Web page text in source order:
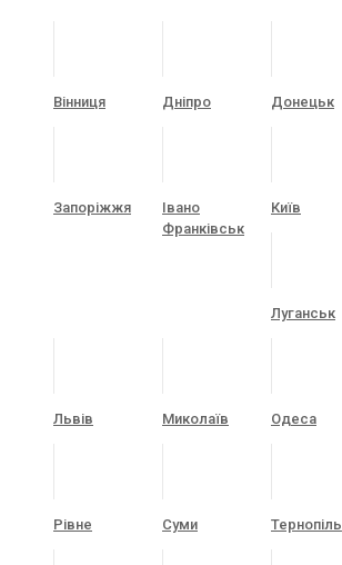
Вінниця Дніпро Донецьк
Запоріжжя
Івано
Франківськ
Київ
Луганськ
Львів Миколаїв Одеса
Рівне Суми Тернопіль